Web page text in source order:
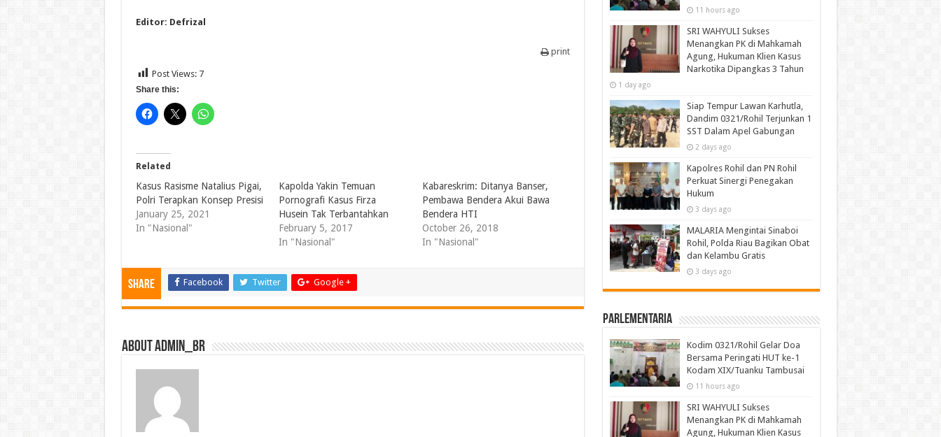
Editor: Defrizal
print
Post Views: 7
Share this:
Related
Kasus Rasisme Natalius Pigai,
Polri Terapkan Konsep Presisi
January 25, 2021
In "Nasional"
Kapolda Yakin Temuan
Pornografi Kasus Firza
Husein Tak Terbantahkan
February 5, 2017
In "Nasional"
Kabareskrim: Ditanya Banser,
Pembawa Bendera Akui Bawa
Bendera HTI
October 26, 2018
In "Nasional"
Share Facebook Twitter Google +
About admin_br
11 hours ago
SRI WAHYULI Sukses
Menangkan PK di Mahkamah
Agung, Hukuman Klien Kasus
Narkotika Dipangkas 3 Tahun
1 day ago
Siap Tempur Lawan Karhutla,
Dandim 0321/Rohil Terjunkan 1
SST Dalam Apel Gabungan
2 days ago
Kapolres Rohil dan PN Rohil
Perkuat Sinergi Penegakan
Hukum
3 days ago
MALARIA Mengintai Sinaboi
Rohil, Polda Riau Bagikan Obat
dan Kelambu Gratis
3 days ago
Parlementaria
Kodim 0321/Rohil Gelar Doa
Bersama Peringati HUT ke-1
Kodam XIX/Tuanku Tambusai
11 hours ago
SRI WAHYULI Sukses
Menangkan PK di Mahkamah
Agung, Hukuman Klien Kasus